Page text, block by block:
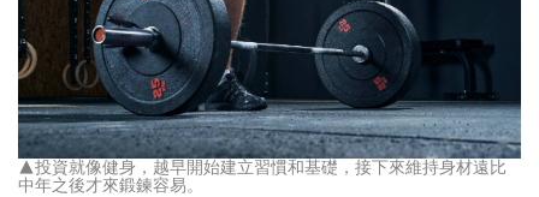
▲投資就像健身，越早開始建立習慣和基礎，接下來維持身材遠比
中年之後才來鍛鍊容易。